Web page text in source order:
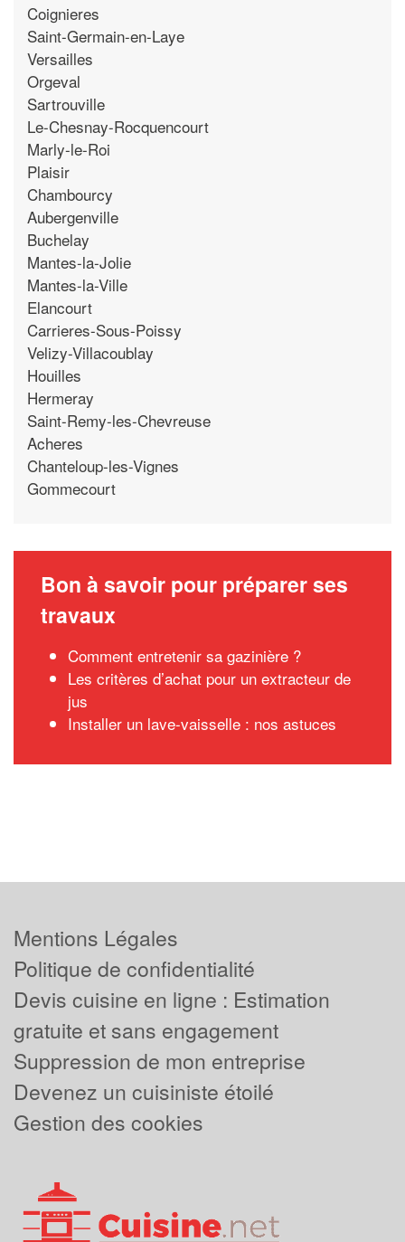
Coignieres
Saint-Germain-en-Laye
Versailles
Orgeval
Sartrouville
Le-Chesnay-Rocquencourt
Marly-le-Roi
Plaisir
Chambourcy
Aubergenville
Buchelay
Mantes-la-Jolie
Mantes-la-Ville
Elancourt
Carrieres-Sous-Poissy
Velizy-Villacoublay
Houilles
Hermeray
Saint-Remy-les-Chevreuse
Acheres
Chanteloup-les-Vignes
Gommecourt
Bon à savoir pour préparer ses
travaux
Comment entretenir sa gazinière ?
Les critères d’achat pour un extracteur de
jus
Installer un lave-vaisselle : nos astuces
Mentions Légales
Politique de confidentialité
Devis cuisine en ligne : Estimation
gratuite et sans engagement
Suppression de mon entreprise
Devenez un cuisiniste étoilé
Gestion des cookies